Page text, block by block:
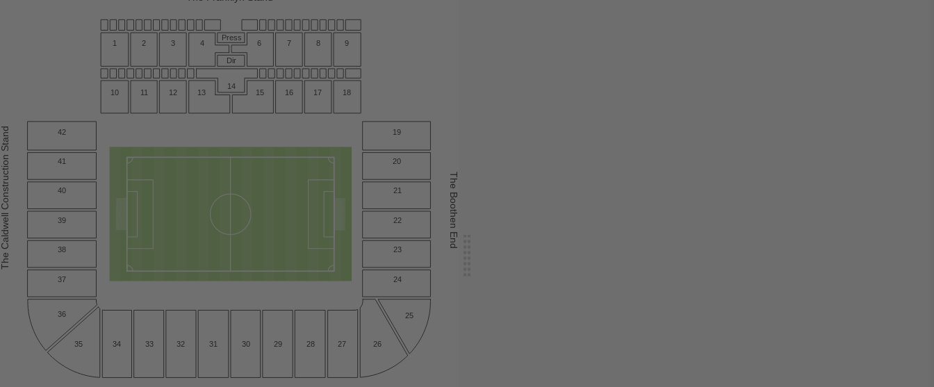
Press
Dir
19
20
21
22
23
24
25
26
35
36
37
38
39
40
41
42
10 11 12
14
16 17 18
27
28
29
30
31
32
33
34
13 15
1 2 3 4 6 7 8 9
The Boothen End
The Caldwell Construction Stand